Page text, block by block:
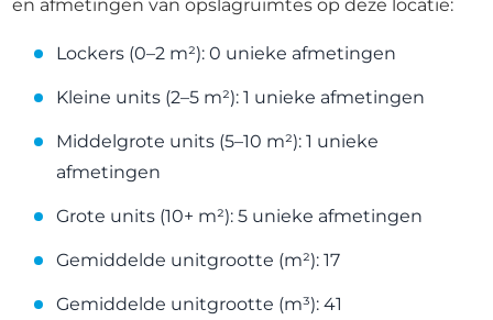
en afmetingen van opslagruimtes op deze locatie:
Lockers (0–2 m²): 0 unieke afmetingen
Kleine units (2–5 m²): 1 unieke afmetingen
Middelgrote units (5–10 m²): 1 unieke
afmetingen
Grote units (10+ m²): 5 unieke afmetingen
Gemiddelde unitgrootte (m²): 17
Gemiddelde unitgrootte (m³): 41